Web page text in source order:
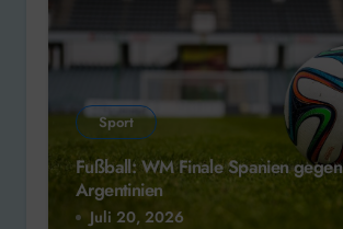
Sport
Fußball: WM Finale Spanien gegen
Argentinien
Juli 20, 2026